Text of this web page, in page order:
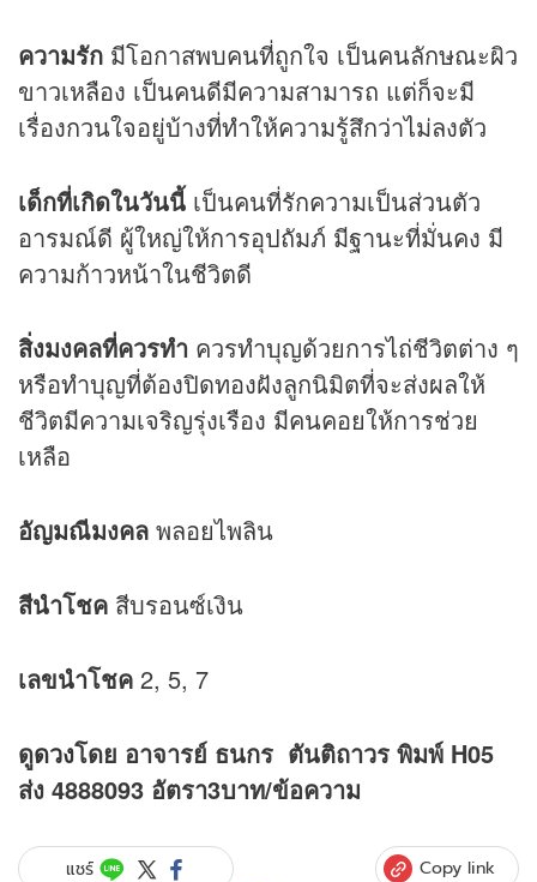
ความรัก มีโอกาสพบคนที่ถูกใจ เป็นคนลักษณะผิว
ขาวเหลือง เป็นคนดีมีความสามารถ แต่ก็จะมี
เรื่องกวนใจอยู่บ้างที่ทำให้ความรู้สึกว่าไม่ลงตัว
เด็กที่เกิดในวันนี้ เป็นคนที่รักความเป็นส่วนตัว
อารมณ์ดี ผู้ใหญ่ให้การอุปถัมภ์ มีฐานะที่มั่นคง มี
ความก้าวหน้าในชีวิตดี
สิ่งมงคลที่ควรทำ ควรทำบุญด้วยการไถ่ชีวิตต่าง ๆ
หรือทำบุญที่ต้องปิดทองฝังลูกนิมิตที่จะส่งผลให้
ชีวิตมีความเจริญรุ่งเรือง มีคนคอยให้การช่วย
เหลือ
อัญมณีมงคล พลอยไพลิน
สีนำโชค สีบรอนซ์เงิน
เลขนำโชค 2, 5, 7
ดูดวงโดย อาจารย์ ธนกร ตันติถาวร พิมพ์ H05
ส่ง 4888093 อัตรา3บาท/ข้อความ
แชร์ Copy link